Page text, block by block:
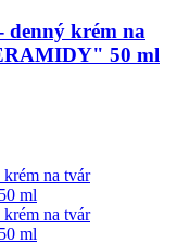
denný krém na
50 ml